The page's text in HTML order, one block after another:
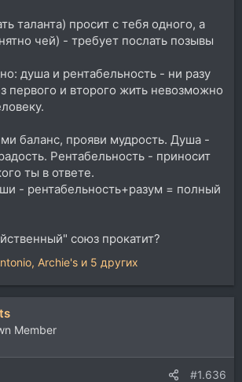
таланта) просит с тебя одного, а
чей) - требует послать позывы
душа и рентабельность - ни разу
первого и второго жить невозможно
баланс, прояви мудрость. Душа -
Рентабельность - приносит
ты в ответе.
- рентабельность+разум = полный
союз прокатит?
, Archie's и 5 других
Member
#1.636